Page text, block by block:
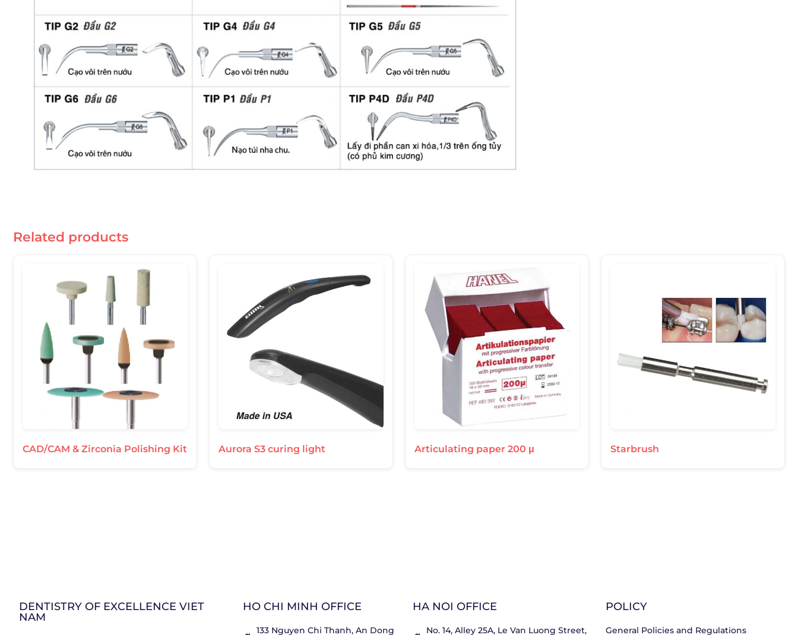
Related products
CAD/CAM & Zirconia Polishing Kit Aurora S3 curing light Articulating paper 200 μ Starbrush
DENTISTRY OF EXCELLENCE VIET
NAM
HO CHI MINH OFFICE
133 Nguyen Chi Thanh, An Dong
HA NOI OFFICE
No. 14, Alley 25A, Le Van Luong Street,
POLICY
General Policies and Regulations